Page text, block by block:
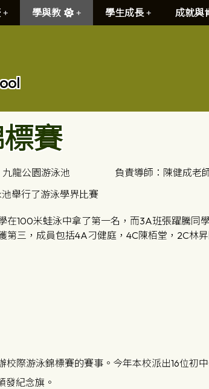
學與教 學生成長 成就與
賽
九龍公園游泳池 負責導師：陳健成老
舉行了游泳學界比賽
在100米蛙泳中拿了第一名，而3A班張躍騰同
第三，成員包括4A刁健庭，4C陳栢堂，2C林
際游泳錦標賽的賽事。今年本校派出16位初
發紀念旗。